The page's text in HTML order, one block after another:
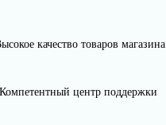
качество товаров магазина
Компетентный центр поддержки